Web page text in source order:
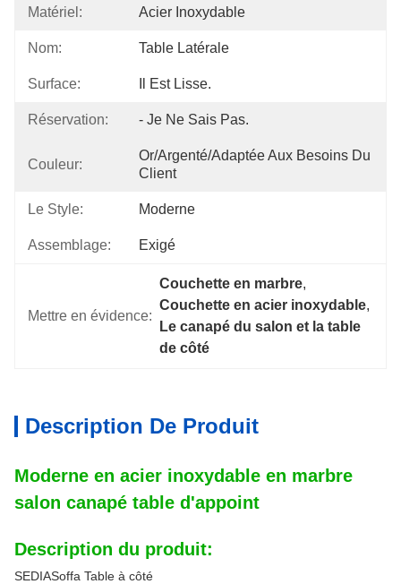
Matériel: Acier Inoxydable
Nom: Table Latérale
Surface: Il Est Lisse.
Réservation: - Je Ne Sais Pas.
Couleur:
Or/argenté/adaptée Aux Besoins Du
Client
Le Style: Moderne
Assemblage: Exigé
Mettre en évidence:
Couchette en marbre,
Couchette en acier inoxydable
Le canapé du salon et la table
de côté
Description De Produit
Moderne en acier inoxydable en marbre
salon canapé table d'appoint
Description du produit:
SEDIASoffa Table à côté